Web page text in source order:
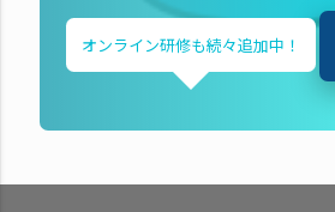
オンライン研修も続々追加中！